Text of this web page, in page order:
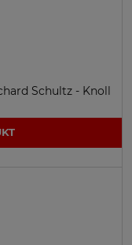
Schultz - Knoll